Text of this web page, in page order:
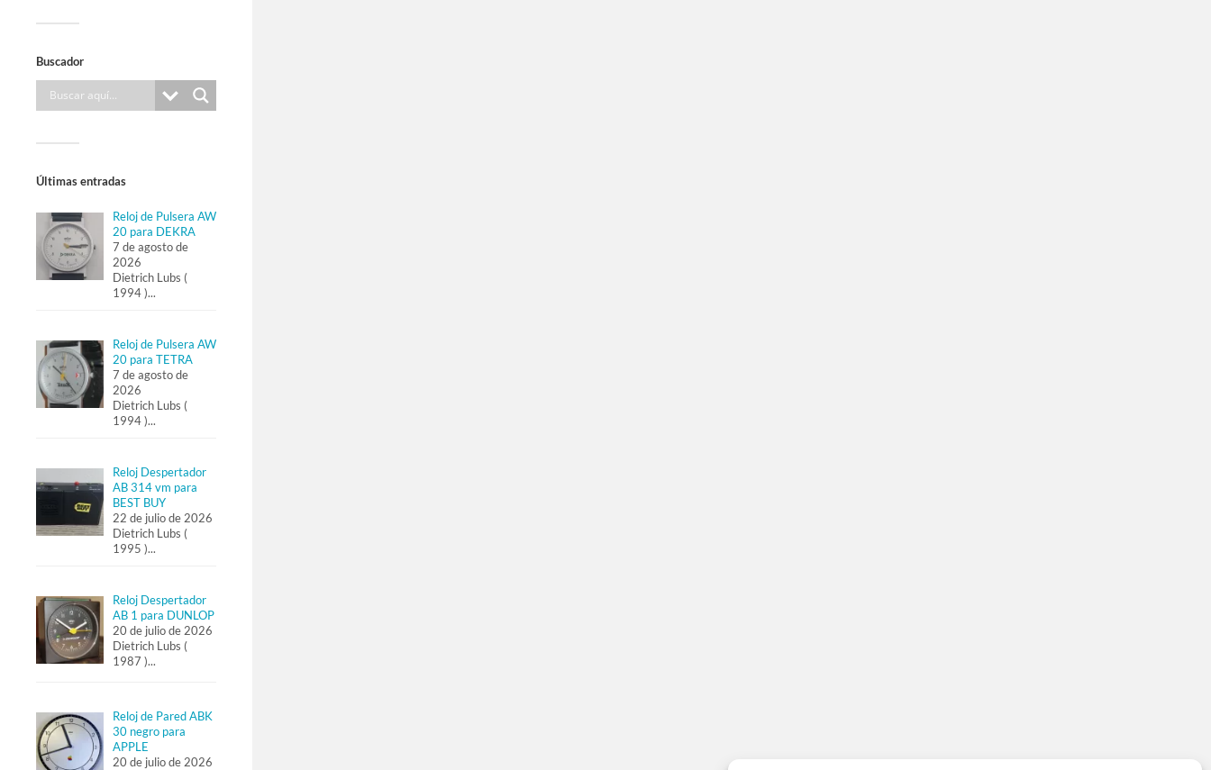
Buscador
Últimas entradas
Reloj de Pulsera AW
20 para DEKRA
7 de agosto de
2026
Dietrich Lubs (
1994 )...
Reloj de Pulsera AW
20 para TETRA
7 de agosto de
2026
Dietrich Lubs (
1994 )...
Reloj Despertador
AB 314 vm para
BEST BUY
22 de julio de 2026
Dietrich Lubs (
1995 )...
Reloj Despertador
AB 1 para DUNLOP
20 de julio de 2026
Dietrich Lubs (
1987 )...
Reloj de Pared ABK
30 negro para
APPLE
20 de julio de 2026